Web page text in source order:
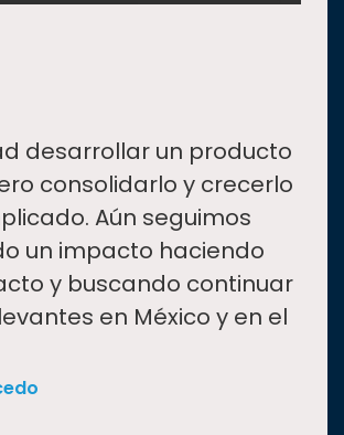
desarrollar un producto
consolidarlo y crecerlo
Aún seguimos
un impacto haciendo
y buscando continuar
en México y en el